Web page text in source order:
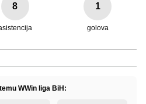
8 1
golova
WWin liga BiH: